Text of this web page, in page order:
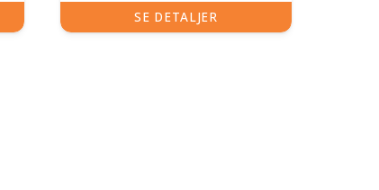
SE DETALJER